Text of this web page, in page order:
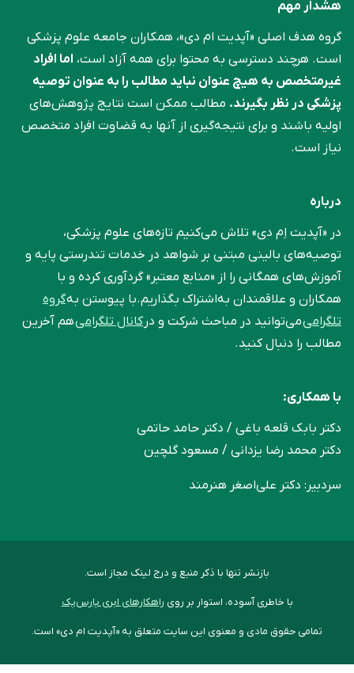
هشدار مهم
گروه هدف اصلی «آپدیت ام دی»، همکاران جامعه علوم ‌پزشکی
است. هرچند دسترسی به محتوا برای همه آزاد است، اما افراد
غیرمتخصص به هیچ عنوان نباید مطالب را به عنوان توصیه
پزشکی در نظر بگیرند. مطالب ممکن است نتایج پژوهش‌های
اولیه باشند و برای نتیجه‌گیری از آنها به قضاوت افراد متخصص
نیاز است.
درباره
در «آپدیت اِم دی» تلاش می‌کنیم تازه‌های علوم پزشکی،
توصیه‌های بالینی مبتنی بر شواهد در خدمات تندرستی پایه و
آموزش‌های همگانی را از «منابع معتبر» گردآوری کرده و با
همکاران و علاقمندان به‌اشتراک بگذاریم.با پیوستن بهگروه
تلگرامیمی‌توانید در مباحث شرکت و درکانال تلگرامیهم آخرین
مطالب را دنبال کنید.
با همکاری:
دکتر بابک قلعه‌ باغی / دکتر حامد حاتمی
دکتر محمد رضا یزدانی / مسعود گلچین
سردبیر: دکتر علی‌اصغر هنرمند
بازنشر تنها با ذکر منبع و درج لینک مجاز است.
با خاطری آسوده، استوار بر روی راهکارهای ابری پارس‌پک
تمامی حقوق مادی و معنوی این سایت متعلق به «آپدیت ام دی» است.